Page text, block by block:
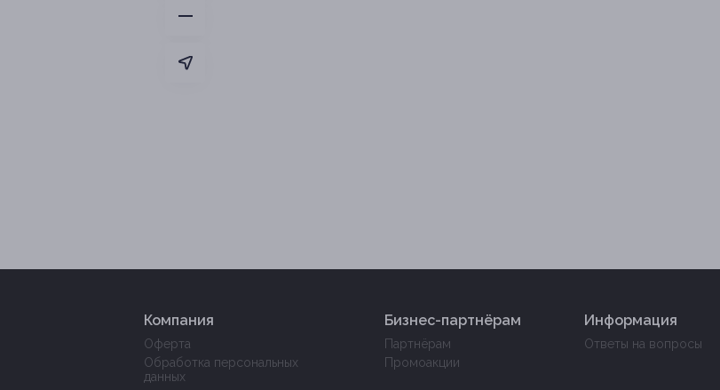
Компания
Оферта
Обработка персональных
данных
Бизнес-партнёрам
Партнёрам
Промоакции
Информация
Ответы на вопросы